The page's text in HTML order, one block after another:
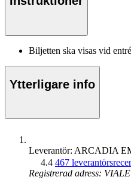
Biljetten ska visas vid
Ytterligare info
Leverantör: ARCADIA
4.4 467
Registrerad adress: